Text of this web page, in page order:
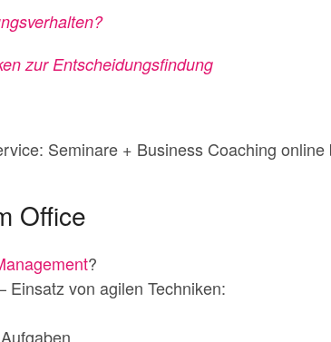
zur Entscheidungsfindung
Seminare + Business Coaching online
Office
?
Einsatz von agilen Techniken: